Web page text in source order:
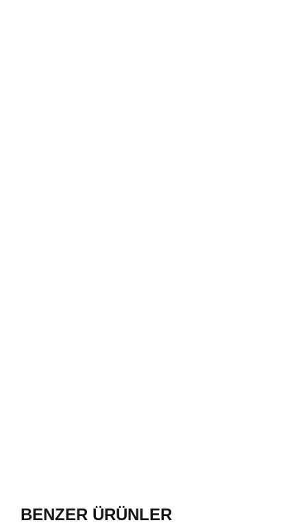
BENZER ÜRÜNLER